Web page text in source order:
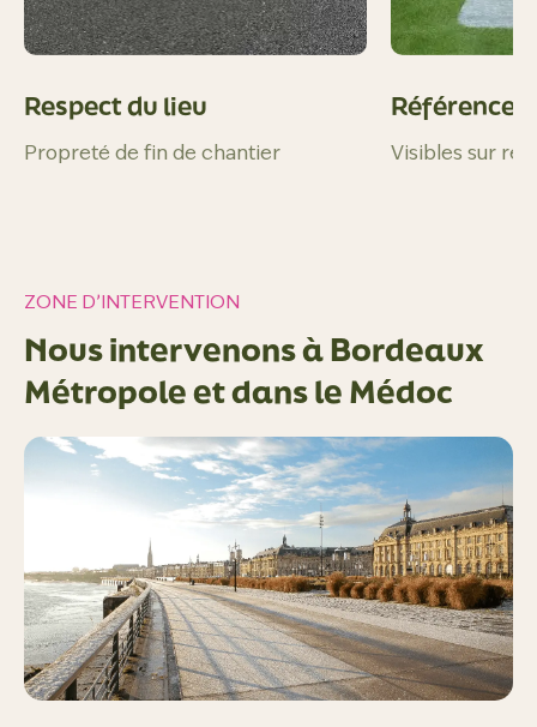
Respect du lieu
Propreté de fin de chantier Visibles sur
ZONE D’INTERVENTION
Nous intervenons à Bordeaux
Métropole et dans le Médoc